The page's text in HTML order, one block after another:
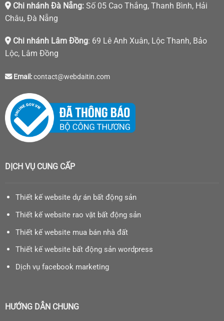
Chi nhánh Đà Nẵng:Số 05 Cao Thắng, Thanh Bình, Hải
Châu, Đà Nẵng
Chi nhánh Lâm Đồng: 69 Lê Anh Xuân, Lộc Thanh, Bảo
Lộc, Lâm Đồng
Email:contact@webdaitin.com
DỊCH VỤ CUNG CẤP
Thiết kế website dự án bất động sản
Thiết kế website rao vặt bất động sản
Thiết kế website mua bán nhà đất
Thiết kế website bất động sản wordpress
Dịch vụ facebook marketing
HƯỚNG DẪN CHUNG